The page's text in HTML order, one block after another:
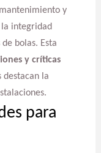
y
integridad
bolas. Esta
y críticas
destacan la
para